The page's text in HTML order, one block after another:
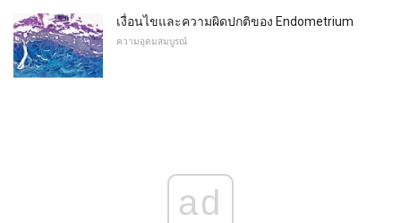
เงื่อนไขและความผิดปกติของ Endometrium
ความอุดมสมบูรณ์
ad